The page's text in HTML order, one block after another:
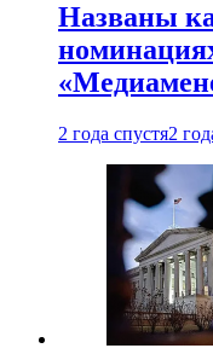
Названы
2 года спустя2